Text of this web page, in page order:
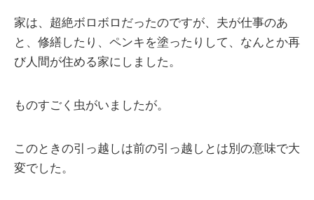
家は、超絶ボロボロだったのですが、夫が仕事のあ
と、修繕したり、ペンキを塗ったりして、なんとか再
び人間が住める家にしました。
ものすごく虫がいましたが。
このときの引っ越しは前の引っ越しとは別の意味で大
変でした。